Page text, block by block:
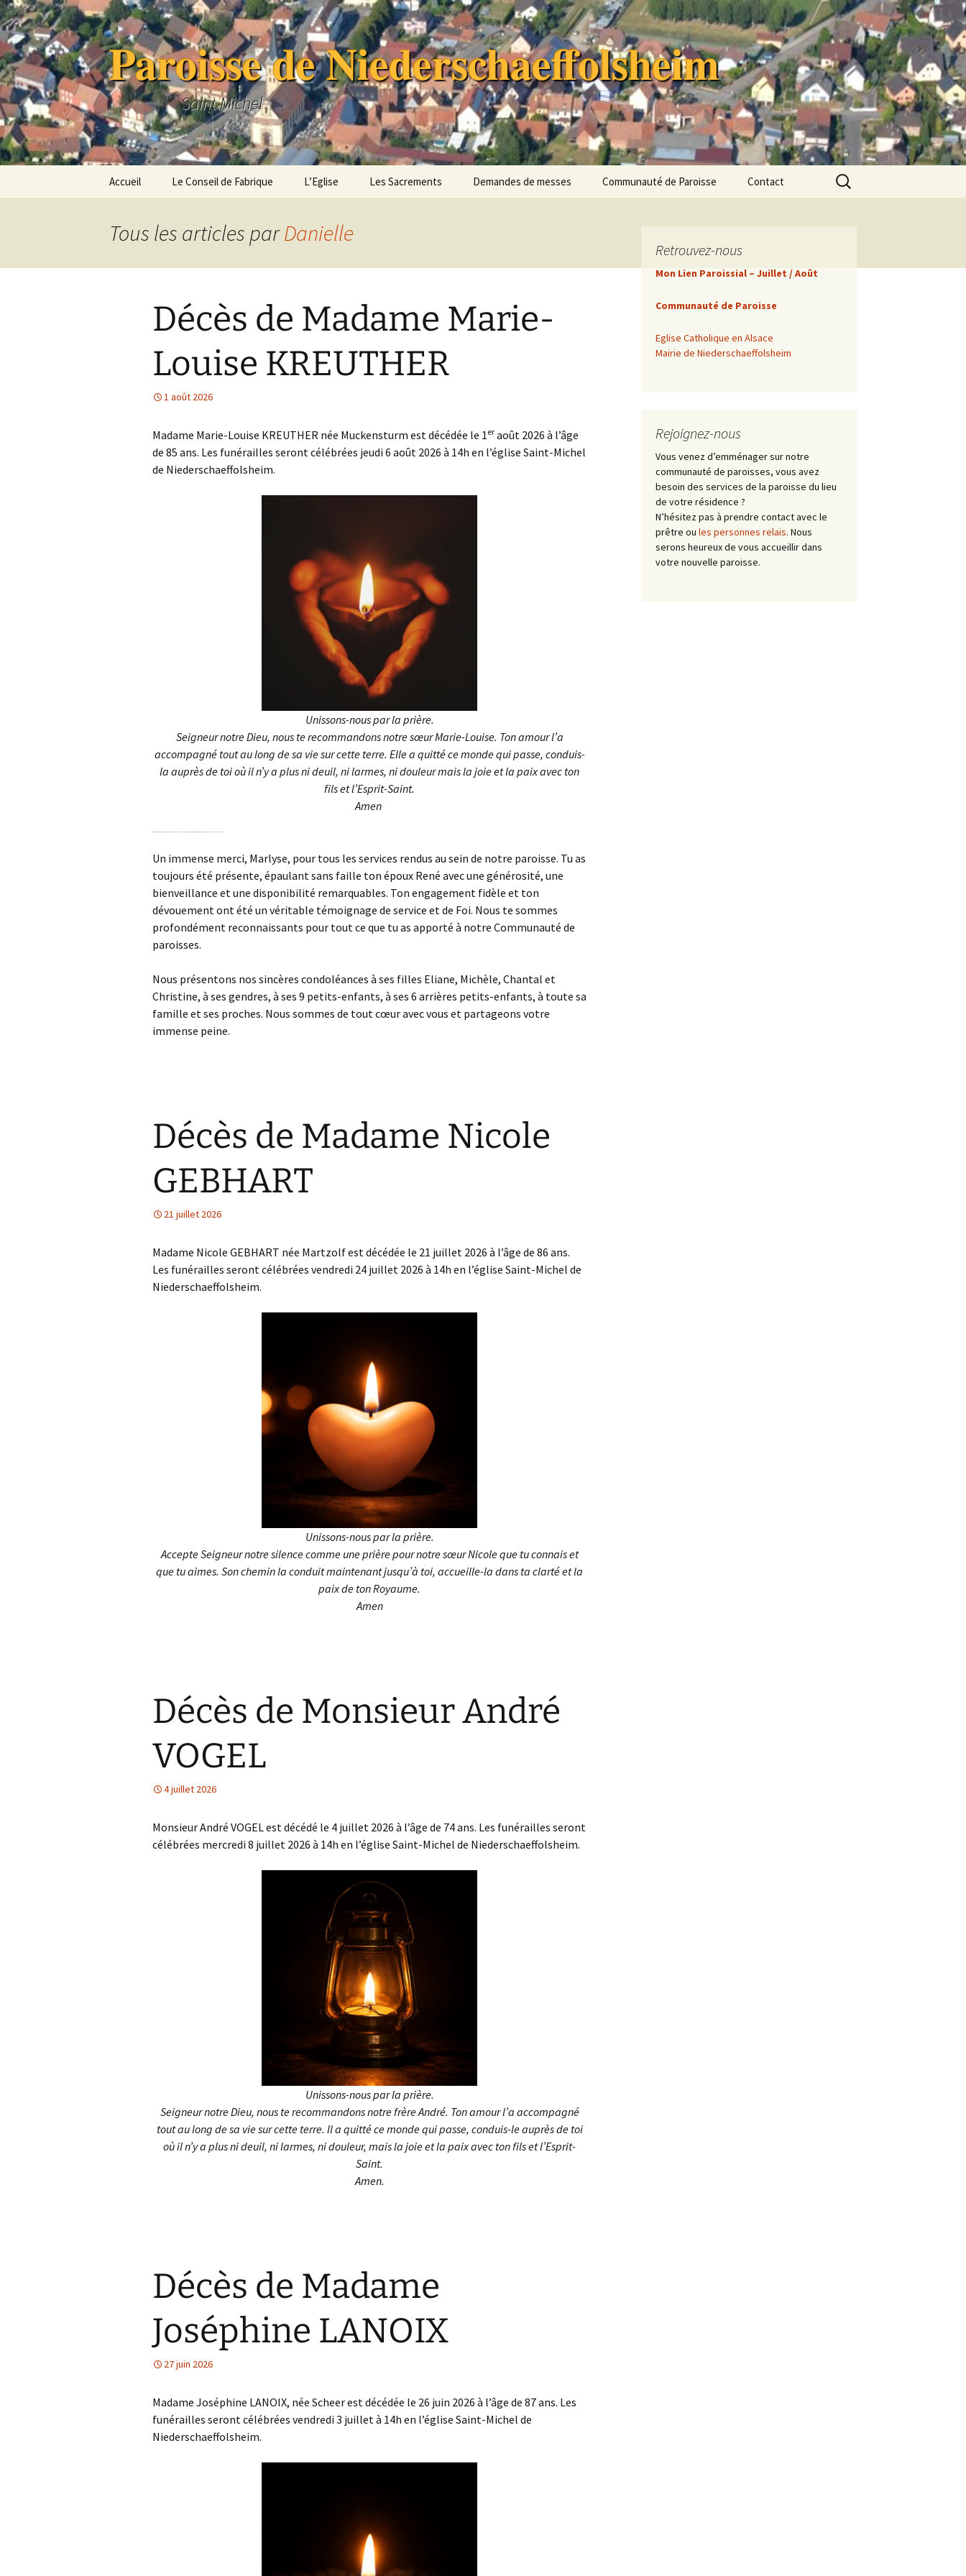
Aller
au
contenu
Paroisse de Niederschaeffolsheim
Saint Michel
Accueil Le Conseil de Fabrique
Les Membres du Conseil
L’Eglise Les Sacrements Demandes de messes Communauté de Paroisse
Conseil Pastoral
Équipe d’Animation
La Mense curiale
Contact
Rechercher :
Tous les articles parDanielle
Décès de Madame Marie-
Louise KREUTHER
1 août 2026
Madame Marie-Louise KREUTHER née Muckensturm est décédée le 1er août 2026 à l’âge
de 85 ans. Les funérailles seront célébrées jeudi 6 août 2026 à 14h en l’église Saint-Michel
de Niederschaeffolsheim.
Unissons-nous par la prière.
Seigneur notre Dieu, nous te recommandons notre sœur Marie-Louise. Ton amour l’a
accompagné tout au long de sa vie sur cette terre. Elle a quitté ce monde qui passe, conduis-
la auprès de toi où il n’y a plus ni deuil, ni larmes, ni douleur mais la joie et la paix avec ton
fils et l’Esprit-Saint.
Amen
Un immense merci, Marlyse, pour tous les services rendus au sein de notre paroisse. Tu as
toujours été présente, épaulant sans faille ton époux René avec une générosité, une
bienveillance et une disponibilité remarquables. Ton engagement fidèle et ton
dévouement ont été un véritable témoignage de service et de Foi. Nous te sommes
profondément reconnaissants pour tout ce que tu as apporté à notre Communauté de
paroisses.
Nous présentons nos sincères condoléances à ses filles Eliane, Michèle, Chantal et
Christine, à ses gendres, à ses 9 petits-enfants, à ses 6 arrières petits-enfants, à toute sa
famille et ses proches. Nous sommes de tout cœur avec vous et partageons votre
immense peine.
Décès de Madame Nicole
GEBHART
21 juillet 2026
Madame Nicole GEBHART née Martzolf est décédée le 21 juillet 2026 à l’âge de 86 ans.
Les funérailles seront célébrées vendredi 24 juillet 2026 à 14h en l’église Saint-Michel de
Niederschaeffolsheim.
Unissons-nous par la prière.
Accepte Seigneur notre silence comme une prière pour notre sœur Nicole que tu connais et
que tu aimes. Son chemin la conduit maintenant jusqu’à toi, accueille-la dans ta clarté et la
paix de ton Royaume.
Amen
Décès de Monsieur André
VOGEL
4 juillet 2026
Monsieur André VOGEL est décédé le 4 juillet 2026 à l’âge de 74 ans. Les funérailles seront
célébrées mercredi 8 juillet 2026 à 14h en l’église Saint-Michel de Niederschaeffolsheim.
Unissons-nous par la prière.
Seigneur notre Dieu, nous te recommandons notre frère André. Ton amour l’a accompagné
tout au long de sa vie sur cette terre. Il a quitté ce monde qui passe, conduis-le auprès de toi
où il n’y a plus ni deuil, ni larmes, ni douleur, mais la joie et la paix avec ton fils et l’Esprit-
Saint.
Amen.
Décès de Madame
Joséphine LANOIX
27 juin 2026
Madame Joséphine LANOIX, née Scheer est décédée le 26 juin 2026 à l’âge de 87 ans. Les
funérailles seront célébrées vendredi 3 juillet à 14h en l’église Saint-Michel de
Niederschaeffolsheim.
Retrouvez-nous
Mon Lien Paroissial – Juillet / Août
Communauté de Paroisse
Eglise Catholique en Alsace
Mairie de Niederschaeffolsheim
Rejoignez-nous
Vous venez d’emménager sur notre
communauté de paroisses, vous avez
besoin des services de la paroisse du lieu
de votre résidence ?
N’hésitez pas à prendre contact avec le
prêtre ou les personnes relais. Nous
serons heureux de vous accueillir dans
votre nouvelle paroisse.